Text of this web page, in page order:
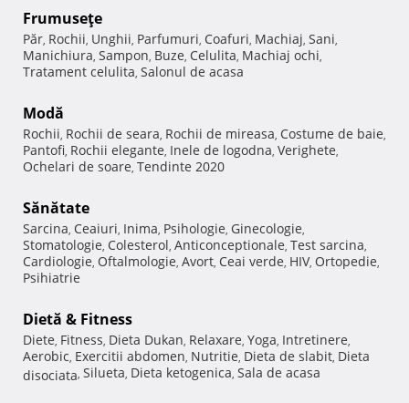
Frumuseţe
Păr, Rochii, Unghii, Parfumuri, Coafuri, Machiaj, Sani,
Manichiura, Sampon, Buze, Celulita, Machiaj ochi,
Tratament celulita, Salonul de acasa
Modă
Rochii, Rochii de seara, Rochii de mireasa, Costume de baie,
Pantofi, Rochii elegante, Inele de logodna, Verighete,
Ochelari de soare, Tendinte 2020
Sănătate
Sarcina, Ceaiuri, Inima, Psihologie, Ginecologie,
Stomatologie, Colesterol, Anticonceptionale, Test sarcina,
Cardiologie, Oftalmologie, Avort, Ceai verde, HIV, Ortopedie,
Psihiatrie
Dietă & Fitness
Diete, Fitness, Dieta Dukan, Relaxare, Yoga, Intretinere,
Aerobic, Exercitii abdomen, Nutritie, Dieta de slabit, Dieta
disociata, Silueta, Dieta ketogenica, Sala de acasa